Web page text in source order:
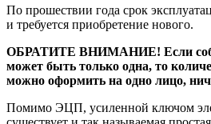
По прошествии года срок
и требуется приобретение нового.
ОБРАТИТЕ ВНИМАНИЕ! Если
может быть только одна, то
можно оформить на одно лицо,
Помимо ЭЦП, усиленной ключом